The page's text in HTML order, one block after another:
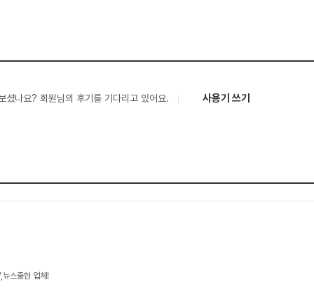
셨나요? 회원님의 후기를 기다리고 있어요. 사용기 쓰기
스출현 업체!